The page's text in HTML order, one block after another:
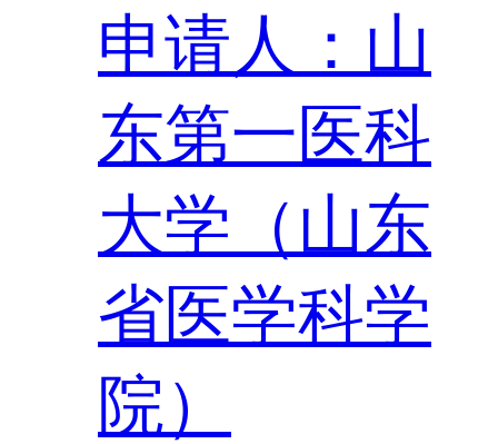
申请人：山
东第一医科
大学（山东
省医学科学
院）